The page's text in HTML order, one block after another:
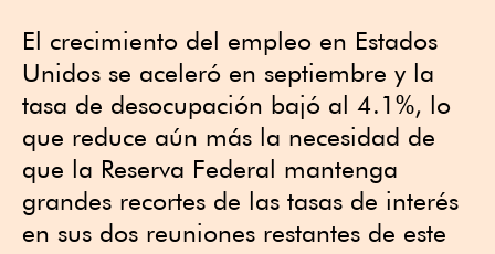
El crecimiento del empleo en Estados
Unidos se aceleró en septiembre y la
tasa de desocupación bajó al 4.1%, lo
que reduce aún más la necesidad de
que la Reserva Federal mantenga
grandes recortes de las tasas de interés
en sus dos reuniones restantes de este